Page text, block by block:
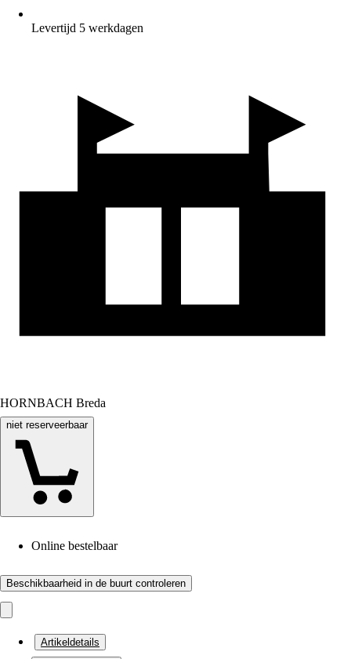
Levertijd 5 werkdagen
HORNBACH Breda
niet reserveerbaar
Online bestelbaar
Beschikbaarheid in de buurt controleren
Artikeldetails